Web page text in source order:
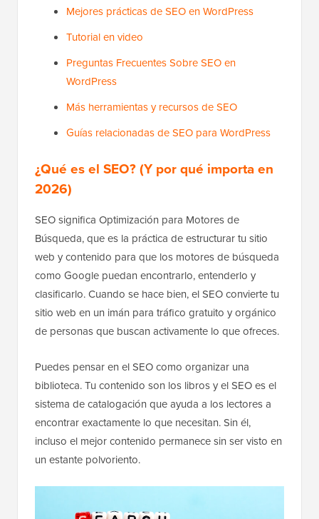
Mejores prácticas de SEO en WordPress
Tutorial en video
Preguntas Frecuentes Sobre SEO en
WordPress
Más herramientas y recursos de SEO
Guías relacionadas de SEO para WordPress
¿Qué es el SEO? (Y por qué importa en
2026)
SEO significa Optimización para Motores de
Búsqueda, que es la práctica de estructurar tu sitio
web y contenido para que los motores de búsqueda
como Google puedan encontrarlo, entenderlo y
clasificarlo. Cuando se hace bien, el SEO convierte tu
sitio web en un imán para tráfico gratuito y orgánico
de personas que buscan activamente lo que ofreces.
Puedes pensar en el SEO como organizar una
biblioteca. Tu contenido son los libros y el SEO es el
sistema de catalogación que ayuda a los lectores a
encontrar exactamente lo que necesitan. Sin él,
incluso el mejor contenido permanece sin ser visto en
un estante polvoriento.